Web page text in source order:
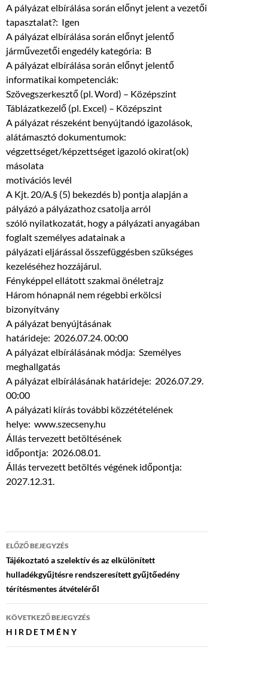
A pályázat elbírálása során előnyt jelent a vezetői
tapasztalat?: Igen
A pályázat elbírálása során előnyt jelentő
járművezetői engedély kategória: B
A pályázat elbírálása során előnyt jelentő
informatikai kompetenciák:
Szövegszerkesztő (pl. Word) – Középszint
Táblázatkezelő (pl. Excel) – Középszint
A pályázat részeként benyújtandó igazolások,
alátámasztó dokumentumok:
végzettséget/képzettséget igazoló okirat(ok)
másolata
motivációs levél
A Kjt. 20/A.§ (5) bekezdés b) pontja alapján a
pályázó a pályázathoz csatolja arról
szóló nyilatkozatát, hogy a pályázati anyagában
foglalt személyes adatainak a
pályázati eljárással összefüggésben szükséges
kezeléséhez hozzájárul.
Fényképpel ellátott szakmai önéletrajz
Három hónapnál nem régebbi erkölcsi
bizonyítvány
A pályázat benyújtásának
határideje: 2026.07.24. 00:00
A pályázat elbírálásának módja: Személyes
meghallgatás
A pályázat elbírálásának határideje: 2026.07.29.
00:00
A pályázati kiírás további közzétételének
helye: www.szecseny.hu
Állás tervezett betöltésének
időpontja: 2026.08.01.
Állás tervezett betöltés végének időpontja:
2027.12.31.
Bejegyzés
navigáció
ELŐZŐ BEJEGYZÉS
Tájékoztató a szelektív és az elkülönített
hulladékgyűjtésre rendszeresített gyűjtőedény
térítésmentes átvételéről
KÖVETKEZŐ BEJEGYZÉS
H I R D E T M É N Y